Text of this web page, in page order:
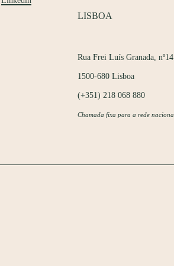
LISBOA
Rua Frei Luís Granada,
1500-680 Lisboa
(+351) 218 068 880
Chamada fixa para a rede